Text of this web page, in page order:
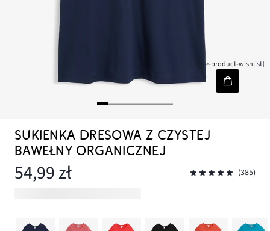
[node-product-wishlist]
SUKIENKA DRESOWA Z CZYSTEJ
BAWEŁNY ORGANICZNEJ
54,99 zł (385)